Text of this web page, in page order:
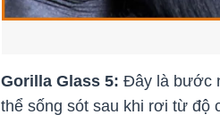
Gorilla Glass 5: Đây là bước
thể sống sót sau khi rơi từ độ